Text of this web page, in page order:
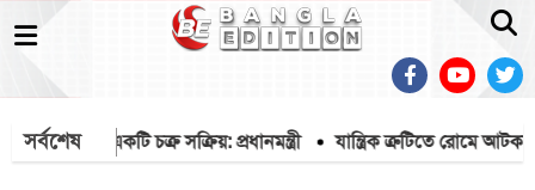
সর্বশেষ
করতে একটি চক্র সক্রিয়: প্রধানমন্ত্রী যান্ত্রিক ত্রুটিতে রোমে আটকা